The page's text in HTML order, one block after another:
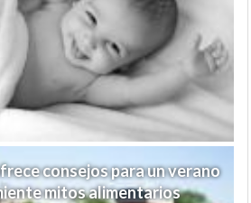
consejos para un verano
mitos alimentarios